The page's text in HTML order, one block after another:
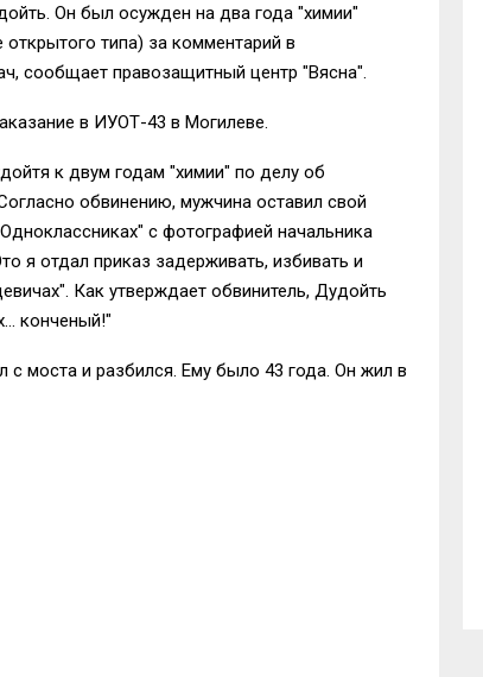
Он был осужден на два года "химии"
типа) за комментарий в
сообщает правозащитный центр "Вясна".
в ИУОТ-43 в Могилеве.
к двум годам "химии" по делу об
обвинению, мужчина оставил свой
с фотографией начальника
я отдал приказ задерживать, избивать и
Как утверждает обвинитель, Дудойть
конченый!"
моста и разбился. Ему было 43 года. Он жил в